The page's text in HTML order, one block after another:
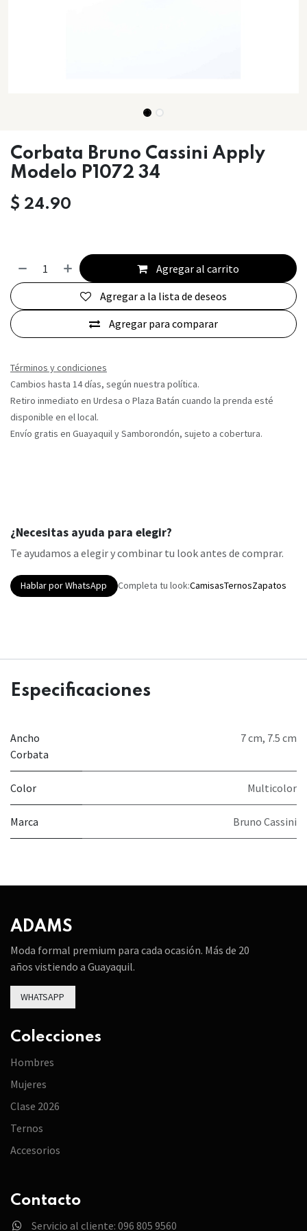
Corbata Bruno Cassini Apply
Modelo P1072 34
$ 24.90
Agregar al carrito
Agregar para comparar
Agregar a la lista de deseos
Términos y condiciones
Cambios hasta 14 días, según nuestra política.
Retiro inmediato en Urdesa o Plaza Batán cuando la prenda esté
disponible en el local.
Envío gratis en Guayaquil y Samborondón, sujeto a cobertura.
¿Necesitas ayuda para elegir?
Te ayudamos a elegir y combinar tu look antes de comprar.
Hablar por WhatsApp Completa tu look:CamisasTernosZapatos
Especificaciones
Ancho
Corbata
7 cm, 7.5 cm
Color Multicolor
Marca Bruno Cassini
ADAMS
Moda formal premium para cada ocasión. Más de 20
años vistiendo a Guayaquil.
WHATSAPP
Colecciones
Hombres
Mujeres
Clase 2026
Ternos
Accesorios
Contacto
Servicio al cliente: 096 805 9560